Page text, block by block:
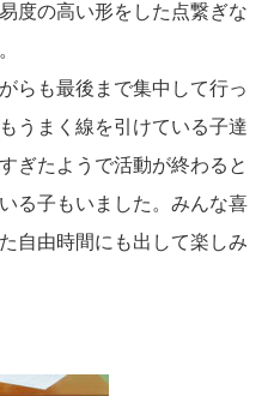
度の高い形をした点繋ぎな
らも最後まで集中して行っ
うまく線を引けている子達
ぎたようで活動が終わると
る子もいました。みんな喜
自由時間にも出して楽しみ